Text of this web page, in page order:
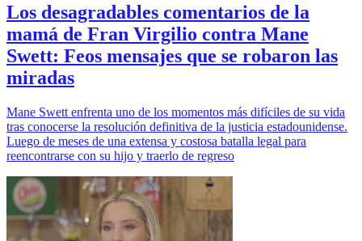
Los desagradables comentarios de la
mamá de Fran Virgilio contra Mane
Swett: Feos mensajes que se robaron las
miradas
Mane Swett enfrenta uno de los momentos más difíciles de su vida
tras conocerse la resolución definitiva de la justicia estadounidense.
Luego de meses de una extensa y costosa batalla legal para
reencontrarse con su hijo y traerlo de regreso